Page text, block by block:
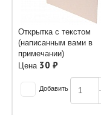
Открытка с текстом
(написанным вами в
примечании)
Цена 30 ₽
Добавить